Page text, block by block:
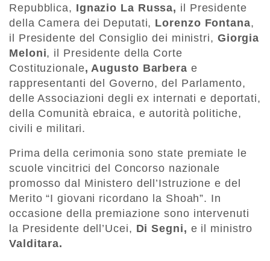
Repubblica, Ignazio La Russa, il Presidente
della Camera dei Deputati, Lorenzo Fontana,
il Presidente del Consiglio dei ministri, Giorgia
Meloni, il Presidente della Corte
Costituzionale, Augusto Barbera e
rappresentanti del Governo, del Parlamento,
delle Associazioni degli ex internati e deportati,
della Comunità ebraica, e autorità politiche,
civili e militari.
Prima della cerimonia sono state premiate le
scuole vincitrici del Concorso nazionale
promosso dal Ministero dell’Istruzione e del
Merito “I giovani ricordano la Shoah”. In
occasione della premiazione sono intervenuti
la Presidente dell’Ucei, Di Segni, e il ministro
Valditara.